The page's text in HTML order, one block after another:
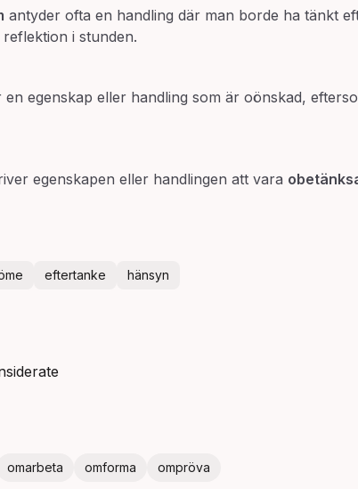
antyder ofta en handling där man borde ha tänkt
i stunden.
egenskap eller handling som är oönskad,
egenskapen eller handlingen att vara
eftertanke hänsyn
omarbeta omforma ompröva